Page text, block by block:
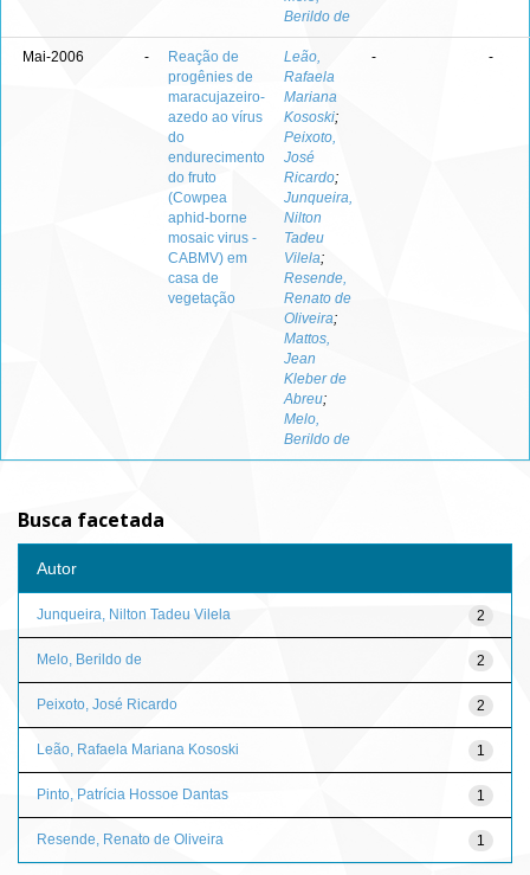
Berildo de
Mai-2006 -
Reação de
progênies de
maracujazeiro-
azedo ao vírus
do
endurecimento
do fruto
(Cowpea
aphid-borne
mosaic virus -
CABMV) em
casa de
vegetação
Leão,
Rafaela
Mariana
Kososki;
Peixoto,
José
Ricardo;
Junqueira,
Nilton
Tadeu
Vilela;
Resende,
Renato de
Oliveira;
Mattos,
Jean
Kleber de
Abreu;
Melo,
Berildo de
- -
Busca facetada
Autor
2
Junqueira, Nilton Tadeu Vilela
2
Melo, Berildo de
2
Peixoto, José Ricardo
1
Leão, Rafaela Mariana Kososki
1
Pinto, Patrícia Hossoe Dantas
1
Resende, Renato de Oliveira